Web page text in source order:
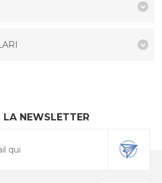
LA NEWSLETTER